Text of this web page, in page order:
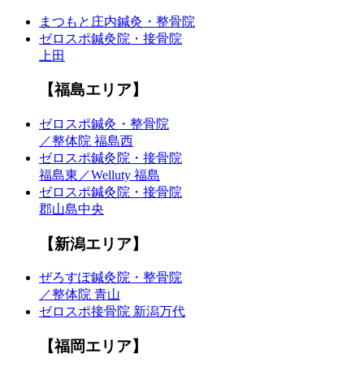
まつもと庄内鍼灸・整骨院
ゼロスポ鍼灸院・接骨院
上田
【福島エリア】
ゼロスポ鍼灸・整骨院
／整体院 福島西
ゼロスポ鍼灸院・接骨院
福島東／Welluty 福島
ゼロスポ鍼灸院・接骨院
郡山島中央
【新潟エリア】
ぜろすぽ鍼灸院・整骨院
／整体院 青山
ゼロスポ接骨院 新潟万代
【福岡エリア】